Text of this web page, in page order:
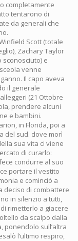
completamente
tentarono di
da generali che
Scott (totale
Zachary Taylor
e
venne
Il capo aveva
il generale
(21 Ottobre
prendere alcuni
e bambini.
in Florida, poi a
del sud. dove morì
sua vita ci viene
di curarlo:
condurre al suo
portare il vestito
e cominciò a
deciso di combattere
in silenzio a tutti,
rimetterlo a giacere
da scalpo dalla
ponendolo sull’altra
l’ultimo respiro,